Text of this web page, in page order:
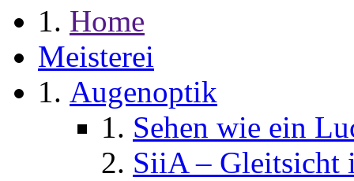
Home
Meisterei
Augenoptik
Sehen wie ein
SiiA – Gleitsicht